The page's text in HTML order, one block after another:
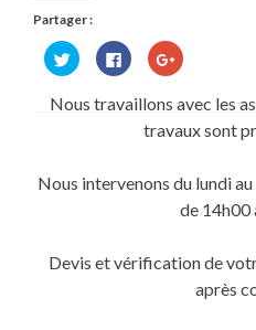
Partager :
Cliquez
pour
partager
Twitter(ouvre
Cliquez
pour
partager
sur
Facebook(ouvre
dans
une
Cliquez
pour
Google+
dans
fenêtre)
Nous travaillons avec les
travaux sont
Nous intervenons du lundi
de 14h00
Devis et vérification de
après